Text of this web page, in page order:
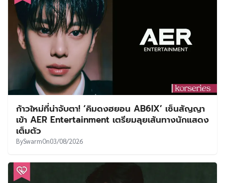
ก้าวใหม่ที่น่าจับตา! ‘คิมดงฮยอน AB6IX’ เซ็นสัญญา
เข้า AER Entertainment เตรียมลุยเส้นทางนักแสดง
เต็มตัว
BySwarmOn03/08/2026